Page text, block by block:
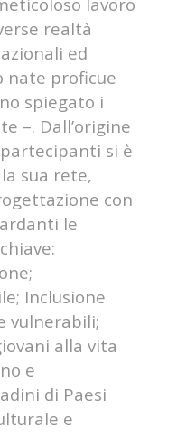
realtà
ed
nate proficue
spiegato i
–. Dall’origine
si è
sua rete,
con
le
Inclusione
vulnerabili;
alla vita
e
di Paesi
e